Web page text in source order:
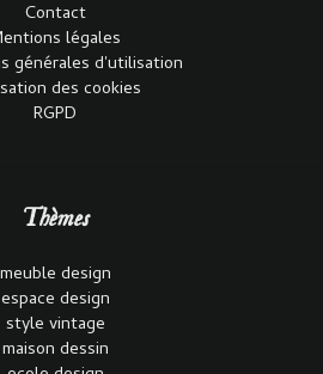
Contact
légales
générales d'utilisation
des cookies
RGPD
Thèmes
meuble design
espace design
style vintage
maison dessin